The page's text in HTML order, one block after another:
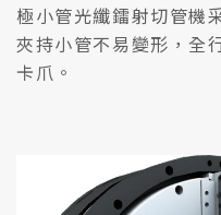
極小管光纖鐳射切管機
夾持小管不易變形，全
卡爪。